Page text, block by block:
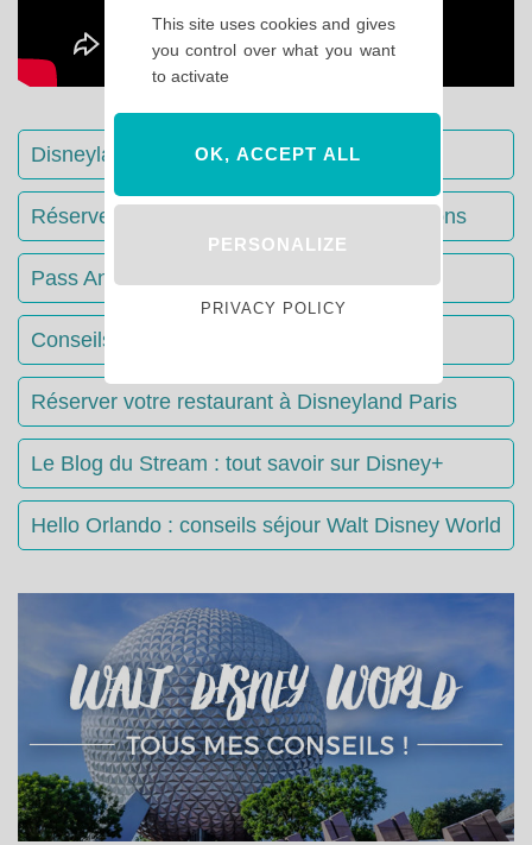
Disneyland Paris : Le guide complet
Réserver votre séjour : toutes les informations
Pass Annuels Disney : informations
Conseils & Astuces Disneyland Paris
Réserver votre restaurant à Disneyland Paris
Le Blog du Stream : tout savoir sur Disney+
Hello Orlando : conseils séjour Walt Disney World
This site uses cookies and gives
you control over what you want
to activate
OK, ACCEPT ALL
PERSONALIZE
PRIVACY POLICY